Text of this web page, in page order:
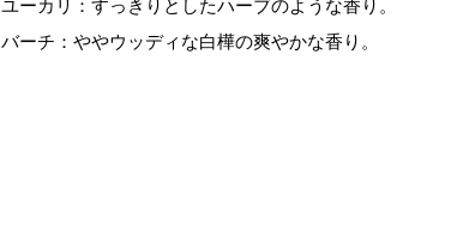
ユーカリ：すっきりとしたハーブのような香り。
バーチ：ややウッディな白樺の爽やかな香り。